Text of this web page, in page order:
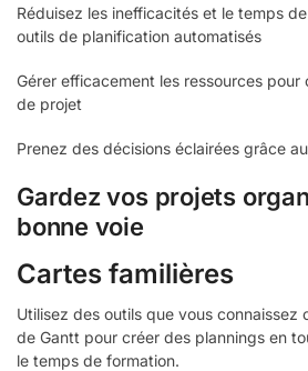
Réduisez les inefficacités et le temps
outils de planification automatisés
Gérer efficacement les ressources
de projet
Prenez des décisions éclairées grâce
Gardez vos projets
bonne voie
Cartes familières
Utilisez des outils que vous connaissez
de Gantt pour créer des plannings en
le temps de formation.